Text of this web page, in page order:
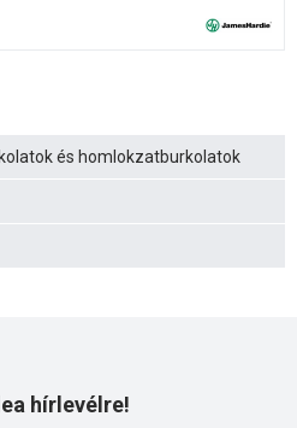
és homlokzatburkolatok
hírlevélre!